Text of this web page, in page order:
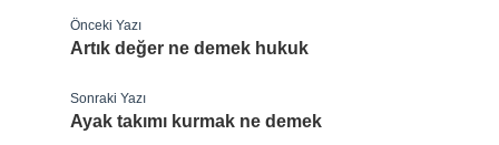
Önceki Yazı
Artık değer ne demek hukuk
Sonraki Yazı
Ayak takımı kurmak ne demek